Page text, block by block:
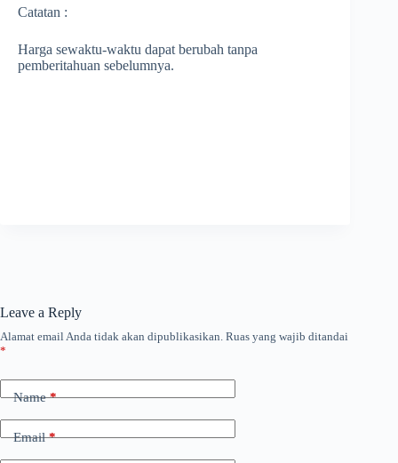
Catatan :
Harga sewaktu-waktu dapat berubah tanpa
pemberitahuan sebelumnya.
Leave a Reply
Alamat email Anda tidak akan dipublikasikan. Ruas yang wajib ditandai
*
Name*
Email*